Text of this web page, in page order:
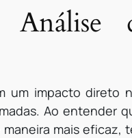
um impacto direto
Ao entender
mais eficaz,